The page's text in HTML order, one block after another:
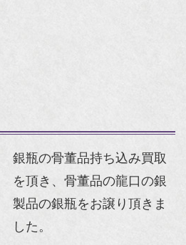
銀瓶の骨董品持ち込み買取
を頂き、骨董品の龍口の銀
製品の銀瓶をお譲り頂きま
した。